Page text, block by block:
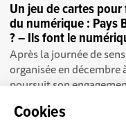
Cookies
Un jeu de cartes
du numérique : Pays
? – Ils font le
Après la journée de
organisée en décembre
poursuit son